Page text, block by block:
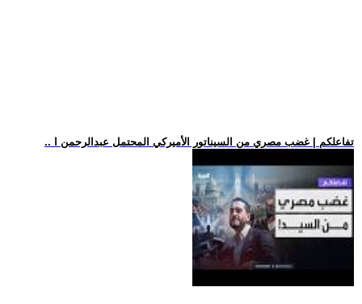
.. تفاعلكم | غضب مصري من السيناتور الأميركي المحتمل عبدالرحمن ا